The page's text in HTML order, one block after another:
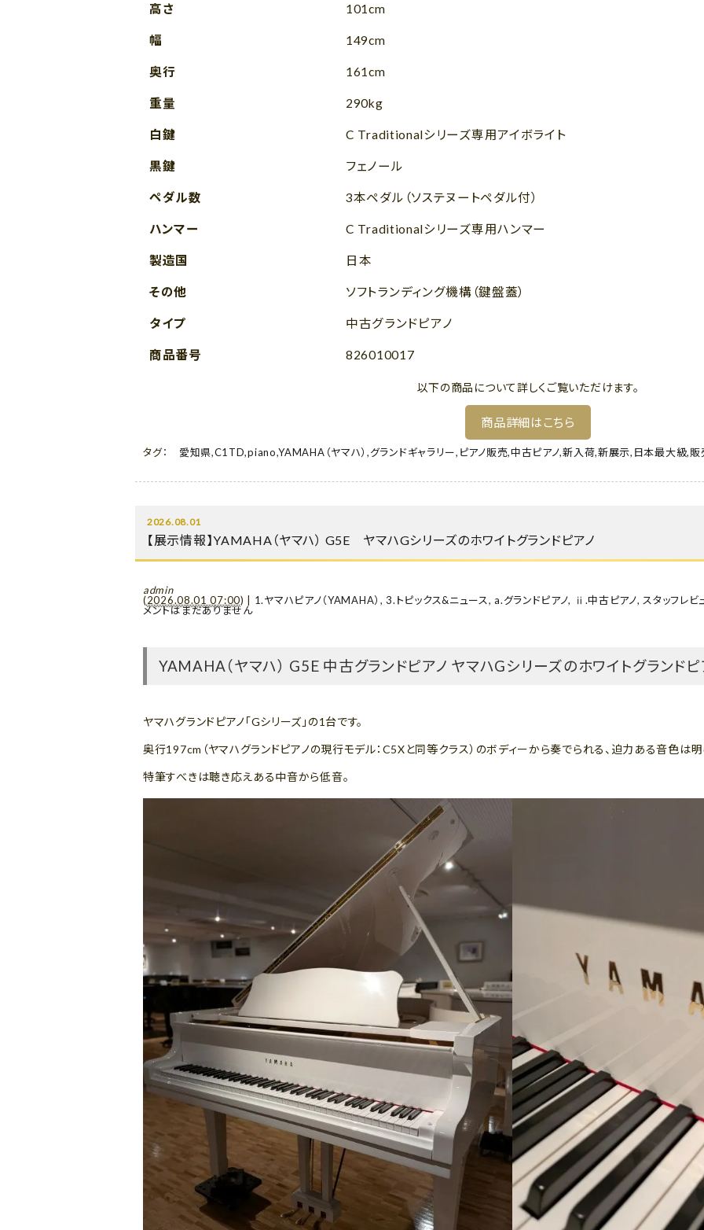
高さ 101cm
幅 149cm
奥行 161cm
重量 290kg
白鍵 C Traditionalシリーズ専用アイボライト
黒鍵 フェノール
ペダル数 3本ペダル（ソステヌートペダル付）
ハンマー C Traditionalシリーズ専用ハンマー
製造国 日本
その他 ソフトランディング機構（鍵盤蓋）
タイプ 中古グランドピアノ
商品番号 826010017
以下の商品について詳しくご覧いただけます。
商品詳細はこちら
タグ： 愛知県,C1TD,piano,YAMAHA（ヤマハ）,グランドギャラリー, ピアノ販売,中古ピアノ,新入荷,新展示, 日本最大級,販
2026.08.01
【展示情報】YAMAHA（ヤマハ） G5E ヤマハGシリーズのホワイトグランドピアノ
admin
(2026.08.01 07:00) 1.ヤマハピアノ（YAMAHA） ,3.トピックス&ニュース,a.グランドピアノ, ⅱ.中古ピアノ, スタッフレビ
メントはまだありません
YAMAHA（ヤマハ） G5E 中古グランドピアノ ヤマハGシリーズのホワイトグランドピ
ヤマハグランドピアノ「Gシリーズ」の1台です。
奥行197cm（ヤマハグランドピアノの現行モデル：C5Xと同等クラス）のボディーから奏でられる、迫力ある音色は
特筆すべきは聴き応えある中音から低音。